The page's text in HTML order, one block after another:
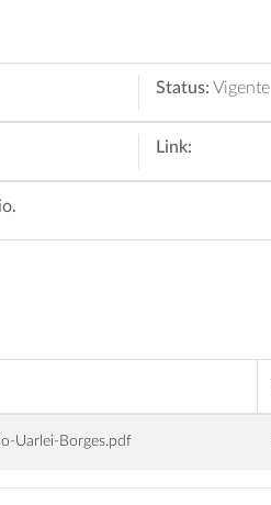
Status: Vigente
Link:
Uarlei-Borges.pdf